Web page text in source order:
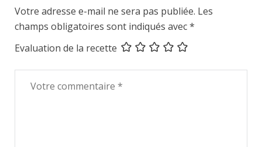
Votre adresse e-mail ne sera pas publiée. Les
champs obligatoires sont indiqués avec*
Evaluation de la recette